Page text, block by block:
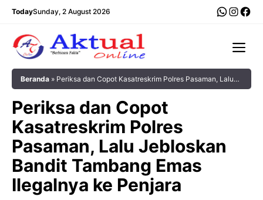
Langsung
TodaySunday, 2 August 2026
Beranda » ‎Periksa dan Copot Kasatreskrim Polres Pasaman, Lalu
‎Periksa dan Copot
Kasatreskrim Polres
Pasaman, Lalu Jebloskan
Bandit Tambang Emas
Ilegalnya ke Penjara